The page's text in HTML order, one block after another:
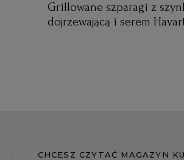
Grillowane szparagi z
dojrzewającą i serem
CHCESZ CZYTAĆ MAGAZYN